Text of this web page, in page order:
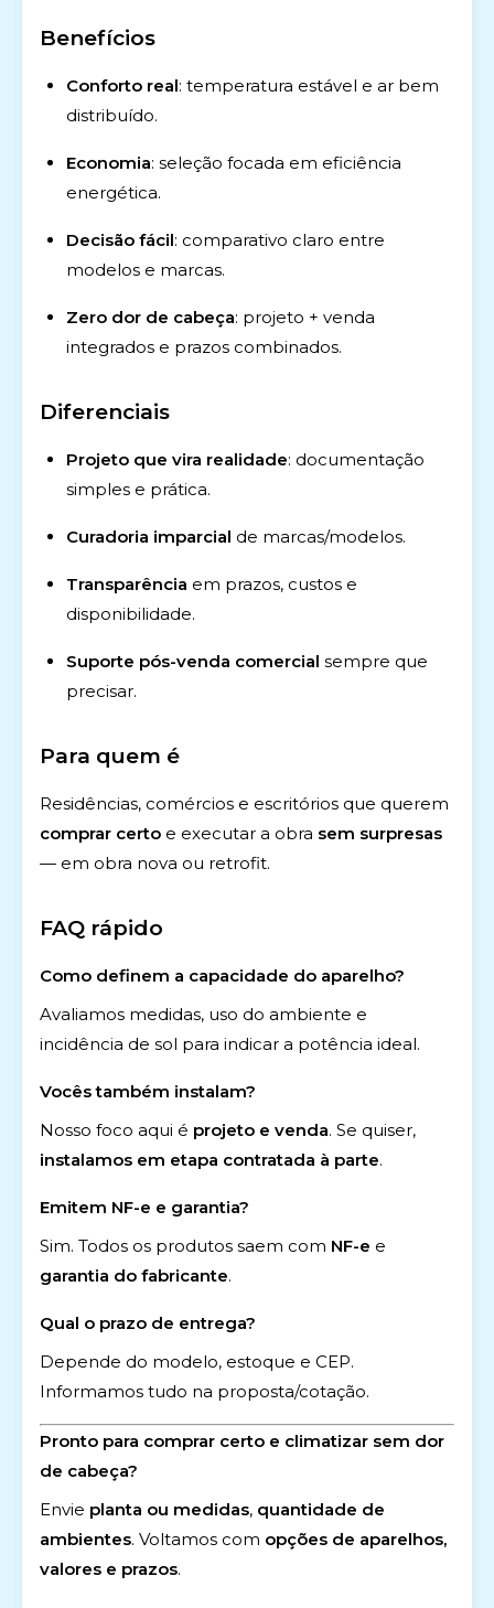
Benefícios
Conforto real: temperatura estável e ar bem
distribuído.
Economia: seleção focada em eficiência
energética.
Decisão fácil: comparativo claro entre
modelos e marcas.
Zero dor de cabeça: projeto + venda
integrados e prazos combinados.
Diferenciais
Projeto que vira realidade: documentação
simples e prática.
Curadoria imparcial de marcas/modelos.
Transparência em prazos, custos e
disponibilidade.
Suporte pós-venda comercial sempre que
precisar.
Para quem é
Residências, comércios e escritórios que querem
comprar certo e executar a obra sem surpresas
— em obra nova ou retrofit.
FAQ rápido
Como definem a capacidade do aparelho?
Avaliamos medidas, uso do ambiente e
incidência de sol para indicar a potência ideal.
Vocês também instalam?
Nosso foco aqui é projeto e venda. Se quiser,
instalamos em etapa contratada à parte.
Emitem NF-e e garantia?
Sim. Todos os produtos saem com NF-e e
garantia do fabricante.
Qual o prazo de entrega?
Depende do modelo, estoque e CEP.
Informamos tudo na proposta/cotação.
Pronto para comprar certo e climatizar sem dor
de cabeça?
Envie planta ou medidas, quantidade de
ambientes. Voltamos com opções de aparelhos,
valores e prazos.